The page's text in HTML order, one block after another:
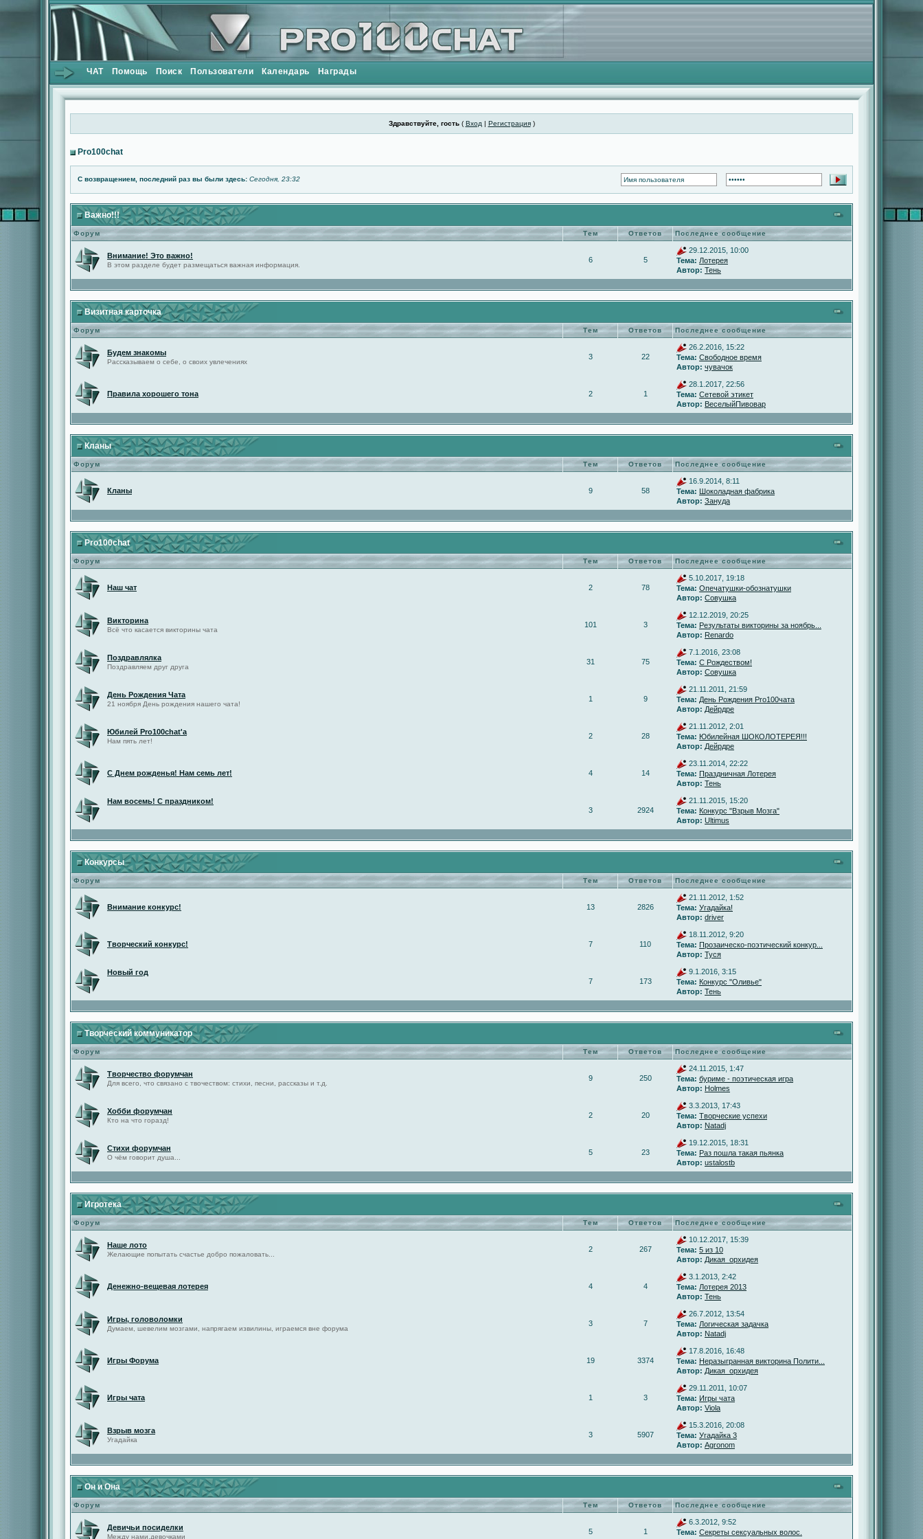
ЧАТ Помощь Поиск Пользователи Календарь Награды
Здравствуйте, гость( Вход | Регистрация)
Pro100chat
С возвращением, последний раз вы были здесь: Сегодня, 23:32
Важно!!!
Форум Тем Ответов Последнее сообщение
Внимание! Это важно!
В этом разделе будет размещаться важная информация.
6 5
29.12.2015, 10:00
Тема: Лотерея
Автор: Тень
Визитная карточка
Форум Тем Ответов Последнее сообщение
Будем знакомы
Рассказываем о себе, о своих увлечениях
3 22
26.2.2016, 15:22
Тема: Свободное время
Автор: чувачок
Правила хорошего тона 2 1
28.1.2017, 22:56
Тема: Сетевой этикет
Автор: ВеселыйПивовар
Кланы
Форум Тем Ответов Последнее сообщение
Кланы 9 58
16.9.2014, 8:11
Тема: Шоколадная фабрика
Автор: Зануда
Pro100chat
Форум Тем Ответов Последнее сообщение
Наш чат 2 78
5.10.2017, 19:18
Тема: Опечатушки-обознатушки
Автор: Совушка
Викторина
Всё что касается викторины чата
101 3
12.12.2019, 20:25
Тема: Результаты викторины за ноябрь...
Автор: Renardo
Поздравлялка
Поздравляем друг друга
31 75
7.1.2016, 23:08
Тема: С Рождеством!
Автор: Совушка
День Рождения Чата
21 ноября День рождения нашего чата!
1 9
21.11.2011, 21:59
Тема: День Рождения Pro100чата
Автор: Дейрдре
Юбилей Pro100chat'а
Нам пять лет!
2 28
21.11.2012, 2:01
Тема: Юбилейная ШОКОЛОТЕРЕЯ!!!
Автор: Дейрдре
С Днем рожденья! Нам семь лет! 4 14
23.11.2014, 22:22
Тема: Праздничная Лотерея
Автор: Тень
Нам восемь! С праздником!
3
2924
21.11.2015, 15:20
Тема: Конкурс "Взрыв Мозга"
Автор: Ultimus
Конкурсы
Форум Тем Ответов Последнее сообщение
Внимание конкурс! 13 2826
21.11.2012, 1:52
Тема: Угадайка!
Автор: driver
Творческий конкурс! 7 110
18.11.2012, 9:20
Тема: Прозаическо-поэтический конкур...
Автор: Туся
Новый год
7
173
9.1.2016, 3:15
Тема: Конкурс "Оливье"
Автор: Тень
Творческий коммуникатор
Форум Тем Ответов Последнее сообщение
Творчество форумчан
Для всего, что связано с твочеством: стихи, песни, рассказы и т.д.
9 250
24.11.2015, 1:47
Тема: буриме - поэтическая игра
Автор: Holmes
Хобби форумчан
Кто на что горазд!
2 20
3.3.2013, 17:43
Тема: Творческие успехи
Автор: Natadj
Стихи форумчан
О чём говорит душа...
5 23
19.12.2015, 18:31
Тема: Раз пошла такая пьянка
Автор: ustalostb
Игротека
Форум Тем Ответов Последнее сообщение
Наше лото
Желающие попытать счастье добро пожаловать...
2 267
10.12.2017, 15:39
Тема: 5 из 10
Автор: Дикая_орхидея
Денежно-вещевая лотерея 4 4
3.1.2013, 2:42
Тема: Лотерея 2013
Автор: Тень
Игры, головоломки
Думаем, шевелим мозгами, напрягаем извилины, играемся вне форума
3 7
26.7.2012, 13:54
Тема: Логическая задачка
Автор: Natadj
Игры Форума 19 3374
17.8.2016, 16:48
Тема: Неразыгранная викторина Полити...
Автор: Дикая_орхидея
Игры чата 1 3
29.11.2011, 10:07
Тема: Игры чата
Автор: Viola
Взрыв мозга
Угадайка
3 5907
15.3.2016, 20:08
Тема: Угадайка 3
Автор: Agronom
Он и Она
Форум Тем Ответов Последнее сообщение
Девичьи посиделки
Между нами,девочками
5 1
6.3.2012, 9:52
Тема: Секреты сексуальных волос.